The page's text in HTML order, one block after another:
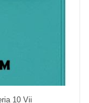
10 Vii